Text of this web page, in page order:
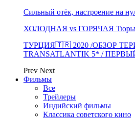
Сильный отёк, настроение на
ХОЛОДНАЯ vs ГОРЯЧАЯ
ТУРЦИЯ🇹🇷 2020 /ОБЗОР
TRANSATLANTIK 5* /
Prev Next
Фильмы
Все
Трейлеры
Индийский фильмы
Классика советского кино